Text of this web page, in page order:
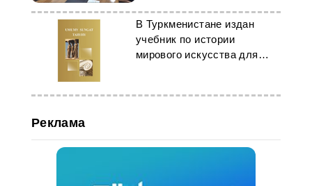
В Туркменистане издан
учебник по истории
мирового искусства для
Реклама